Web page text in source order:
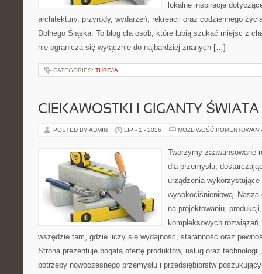
lokalne inspiracje
architektury, przyrody, wydarzeń, rekreacji oraz codziennego
Dolnego Śląska. To blog dla osób, które lubią szukać miejsc z
nie ogranicza się wyłącznie do najbardziej znanych […]
CATEGORIES: TURCJA
CIEKAWOSTKI I GIGANTY ŚWIATA
POSTED BY ADMIN LIP - 1 - 2026 MOŻLIWOŚĆ
Tworzymy zaawansowane
dla przemysłu,
urządzenia wykorzystujące
wysokociśnieniową. Nasza
na projektowaniu,
kompleksowych
wszędzie tam, gdzie liczy się wydajność, staranność oraz
Strona prezentuje bogatą ofertę produktów, usług oraz
potrzeby nowoczesnego przemysłu i przedsiębiorstw